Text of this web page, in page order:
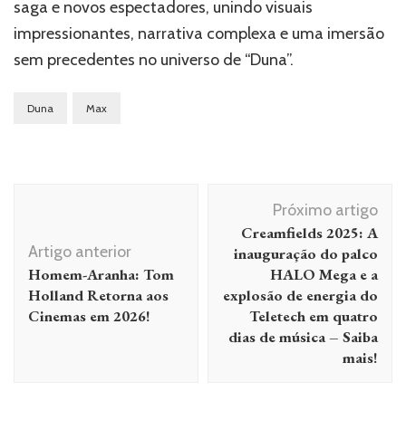
saga e novos espectadores, unindo visuais
impressionantes, narrativa complexa e uma imersão
sem precedentes no universo de “Duna”.
Duna Max
post
Artigo anterior
Homem-Aranha: Tom
Holland Retorna aos
Cinemas em 2026!
Próximo artigo
Creamfields 2025: A
inauguração do palco
HALO Mega e a
explosão de energia do
Teletech em quatro
dias de música – Saiba
mais!